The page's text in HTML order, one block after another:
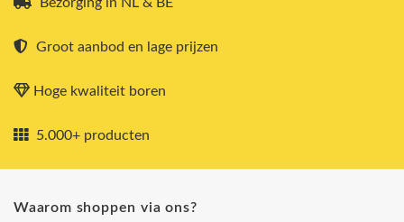
Groot aanbod en lage prijzen
Hoge kwaliteit boren
5.000+ producten
Waarom shoppen via ons?